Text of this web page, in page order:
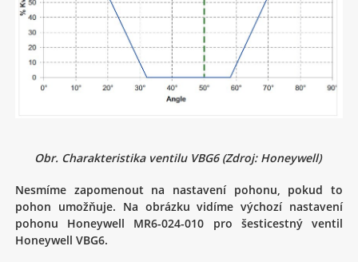
Obr. Charakteristika ventilu VBG6 (Zdroj: Honeywell)
Nesmíme zapomenout na nastavení pohonu, pokud to
pohon umožňuje. Na obrázku vidíme výchozí nastavení
pohonu Honeywell MR6-024-010 pro šesticestný ventil
Honeywell VBG6.